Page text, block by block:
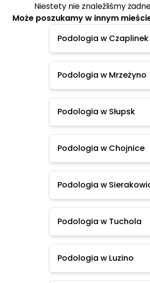
Niestety nie znaleźliśmy
Może poszukamy w innym
Podologia w Czaplinek
Podologia w Mrzeżyno
Podologia w Słupsk
Podologia w Chojnice
Podologia w
Podologia w Tuchola
Podologia w Luzino